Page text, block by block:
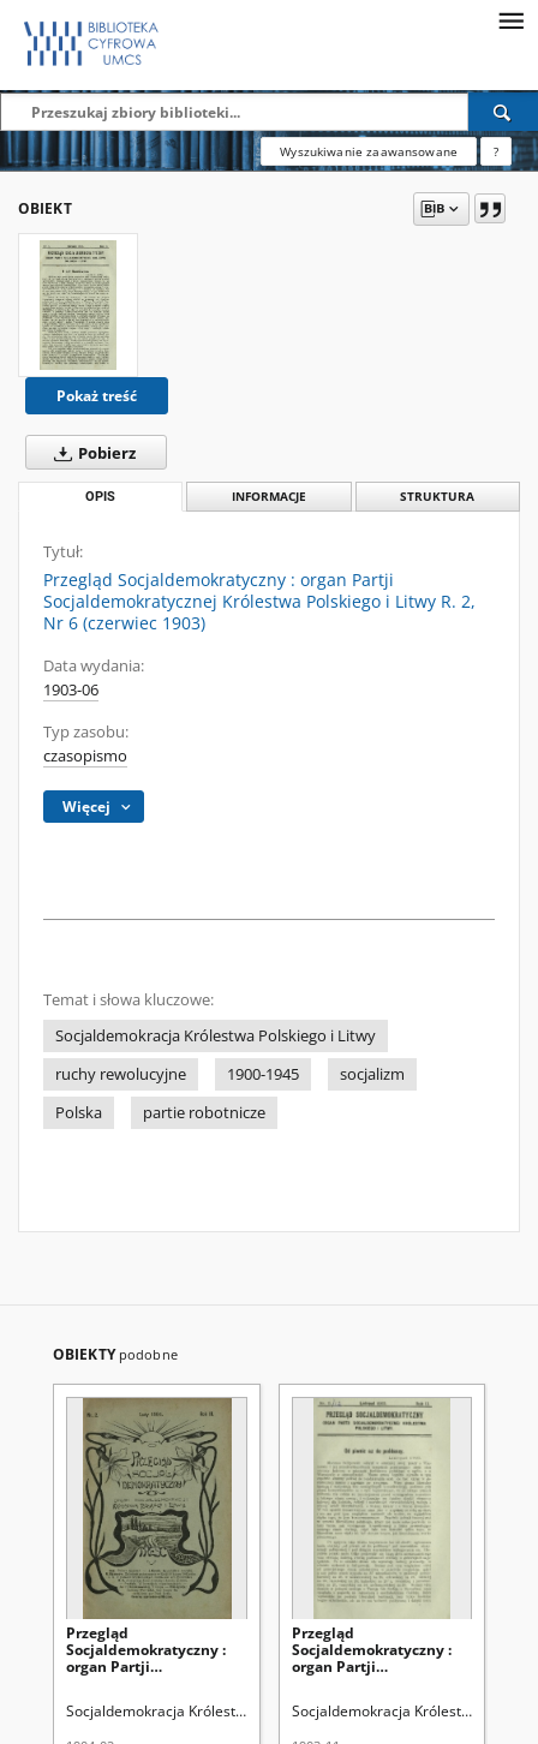
Wyszukiwanie zaawansowane ?
OBIEKT
Pokaż treść
Pobierz
OPIS INFORMACJE STRUKTURA
Tytuł:
Przegląd Socjaldemokratyczny : organ Partji
Socjaldemokratycznej Królestwa Polskiego i Litwy R. 2,
Nr 6 (czerwiec 1903)
Data wydania:
1903-06
Typ zasobu:
czasopismo
Więcej
Temat i słowa kluczowe:
Socjaldemokracja Królestwa Polskiego i Litwy
ruchy rewolucyjne
1900-1945
socjalizm
Polska
partie robotnicze
OBIEKTY podobne
Przegląd
Socjaldemokratyczny :
organ Partji
Litwy R. 3, Nr 2 (luty
Socjaldemokracja Królestwa Polskiego i Litwy
Przegląd
Socjaldemokratyczny :
organ Partji
Litwy R. 2, Nr 11
Socjaldemokracja Królestwa